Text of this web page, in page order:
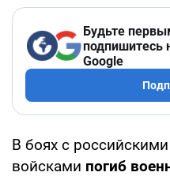
Будьте
подпишитесь
Google
В боях с
войсками погиб